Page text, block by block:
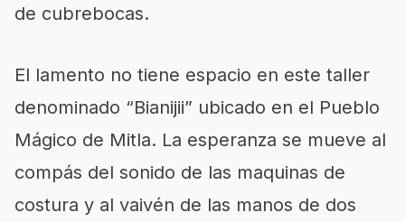
de cubrebocas.
El lamento no tiene espacio en este taller
denominado “Bianijii” ubicado en el Pueblo
Mágico de Mitla. La esperanza se mueve al
compás del sonido de las maquinas de
costura y al vaivén de las manos de dos